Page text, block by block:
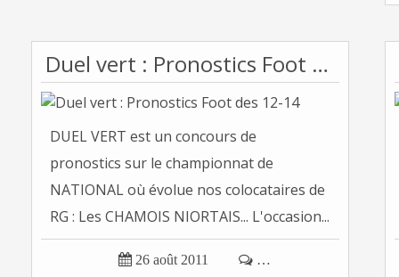
Duel vert : Pronostics Foot des 12-14
DUEL VERT est un concours de
pronostics sur le championnat de
NATIONAL où évolue nos colocataires de
RG : Les CHAMOIS NIORTAIS... L'occasion...
 26 août 2011  …